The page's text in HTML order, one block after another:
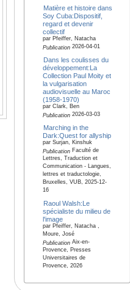
Matière et histoire dans
Soy Cuba:Dispositif,
regard et devenir
collectif
par Pfeiffer, Natacha
Publication2026-04-01
Dans les coulisses du
développement:La
Collection Paul Moity et
la vulgarisation
audiovisuelle au Maroc
(1958-1970)
par Clark, Ben
Publication2026-03-03
Marching in the
Dark:Quest for allyship
par Surjan, Kinshuk
PublicationFaculté de
Lettres, Traduction et
Communication - Langues,
lettres et traductologie,
Bruxelles, VUB, 2025-12-
16
Raoul Walsh:Le
spécialiste du milieu de
l'image
par Pfeiffer, Natacha ,
Moure, José
PublicationAix-en-
Provence, Presses
Universitaires de
Provence, 2026